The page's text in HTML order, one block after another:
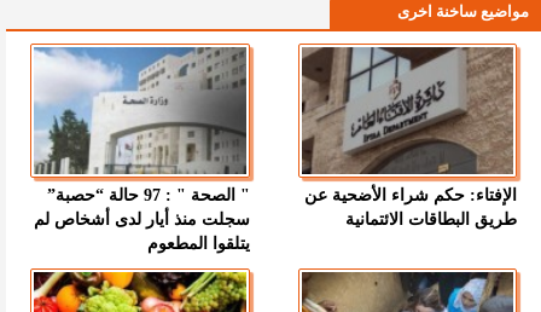
مواضيع ساخنة اخرى
الإفتاء: حكم شراء الأضحية عن
طريق البطاقات الائتمانية
" الصحة " : 97 حالة “حصبة”
سجلت منذ أيار لدى أشخاص لم
يتلقوا المطعوم